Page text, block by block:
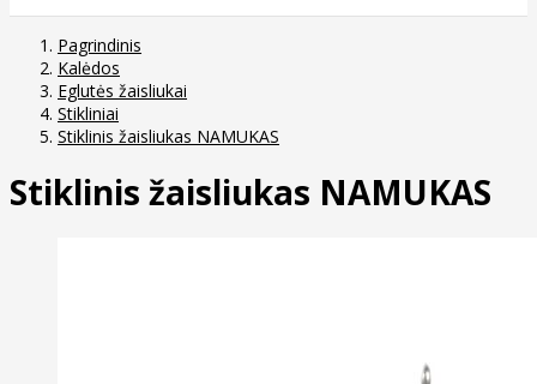
Pagrindinis
Kalėdos
Eglutės žaisliukai
Stikliniai
Stiklinis žaisliukas NAMUKAS
Stiklinis žaisliukas NAMUKAS